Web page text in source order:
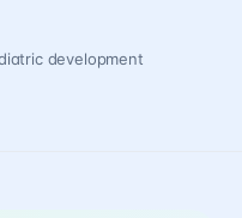
development